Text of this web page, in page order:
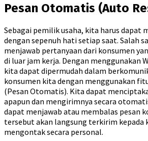
Pesan Otomatis (Auto
Sebagai pemilik usaha, kita harus dapat
dengan sepenuh hati setiap saat. Salah
menjawab pertanyaan dari konsumen
di luar jam kerja. Dengan menggunakan
kita dapat dipermudah dalam
konsumen kita dengan menggunakan
(Pesan Otomatis). Kita dapat
apapun dan mengirimnya secara
dapat menjawab atau membalas pesan
tersebut akan langsung terkirim kepada
mengontak secara personal.